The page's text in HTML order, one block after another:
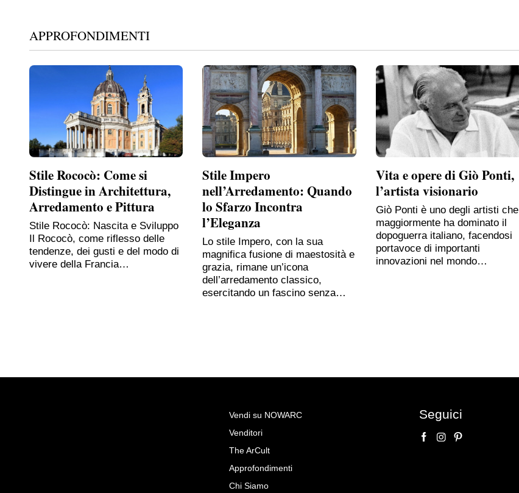
APPROFONDIMENTI
Stile Rococò: Come si
Distingue in Architettura,
Arredamento e Pittura
Stile Rococò: Nascita e Sviluppo
Il Rococò, come riflesso delle
tendenze, dei gusti e del modo di
vivere della Francia…
Stile Impero
nell’Arredamento: Quando
lo Sfarzo Incontra
l’Eleganza
Lo stile Impero, con la sua
magnifica fusione di maestosità e
grazia, rimane un’icona
dell’arredamento classico,
esercitando un fascino senza…
Vita e opere di Giò Ponti,
l’artista visionario
Giò Ponti è uno degli artisti che
maggiormente ha dominato il
dopoguerra italiano, facendosi
portavoce di importanti
innovazioni nel mondo…
Richiedi Maggiori Info su
Olio su tela Natura morta con Pavone Baldassarre
De Caro 1689-1750 con Expertise
Vendi su NOWARC
Venditori
The ArCult
Approfondimenti
Chi Siamo
Seguici